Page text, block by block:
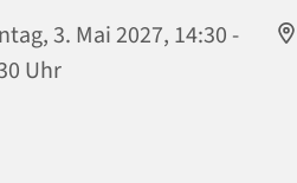
3. Mai 2027, 14:30 -
Uhr